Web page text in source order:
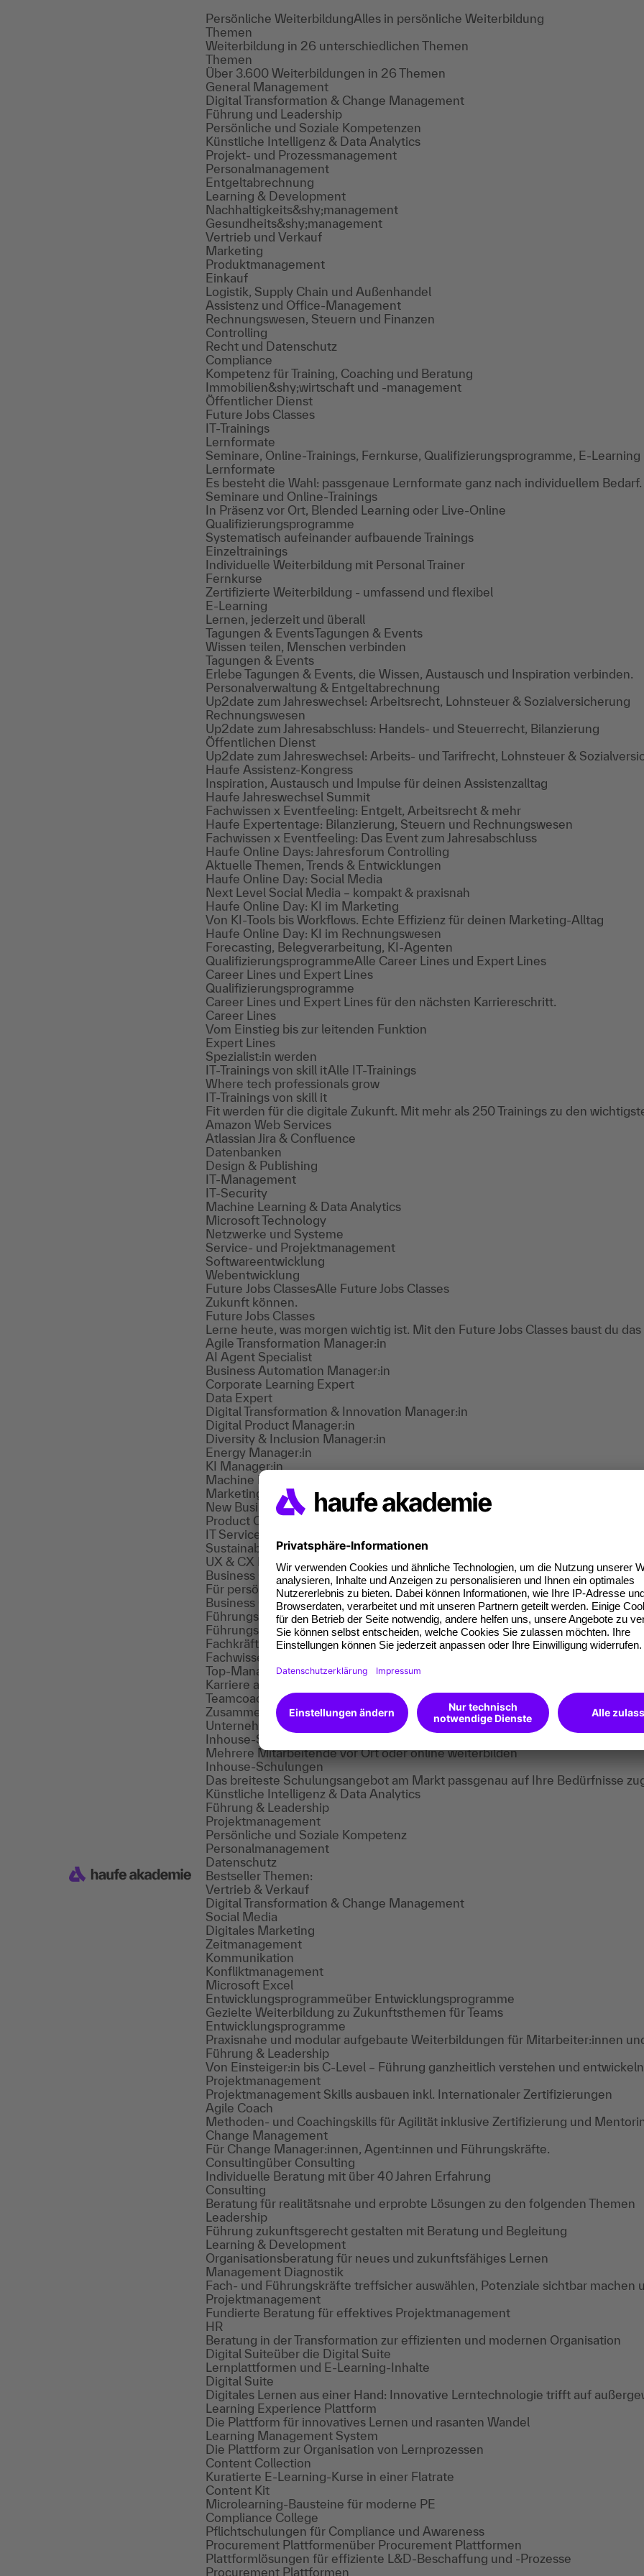
Persönliche WeiterbildungAlles in persönliche Weiterbildung
Themen
Weiterbildung in 26 unterschiedlichen Themen
Themen
Über 3.600 Weiterbildungen in 26 Themen
General Management
Digital Transformation & Change Management
Führung und Leadership
Persönliche und Soziale Kompetenzen
Künstliche Intelligenz & Data Analytics
Projekt- und Prozessmanagement
Personalmanagement
Entgeltabrechnung
Learning & Development
Nachhaltigkeits&shy;management
Gesundheits&shy;management
Vertrieb und Verkauf
Marketing
Produktmanagement
Einkauf
Logistik, Supply Chain und Außenhandel
Assistenz und Office-Management
Rechnungswesen, Steuern und Finanzen
Controlling
Recht und Datenschutz
Compliance
Kompetenz für Training, Coaching und Beratung
Immobilien&shy;wirtschaft und -management
Öffentlicher Dienst
Future Jobs Classes
IT-Trainings
Lernformate
Seminare, Online-Trainings, Fernkurse, Qualifizierungsprogramme, E-Learning
Lernformate
Es besteht die Wahl: passgenaue Lernformate ganz nach individuellem Bedarf.
Seminare und Online-Trainings
In Präsenz vor Ort, Blended Learning oder Live-Online
Qualifizierungsprogramme
Systematisch aufeinander aufbauende Trainings
Einzeltrainings
Individuelle Weiterbildung mit Personal Trainer
Fernkurse
Zertifizierte Weiterbildung - umfassend und flexibel
E-Learning
Lernen, jederzeit und überall
Tagungen & EventsTagungen & Events
Wissen teilen, Menschen verbinden
Tagungen & Events
Erlebe Tagungen & Events, die Wissen, Austausch und Inspiration verbinden.
Personalverwaltung & Entgeltabrechnung
Up2date zum Jahreswechsel: Arbeitsrecht, Lohnsteuer & Sozialversicherung
Rechnungswesen
Up2date zum Jahresabschluss: Handels- und Steuerrecht, Bilanzierung
Öffentlichen Dienst
Up2date zum Jahreswechsel: Arbeits- und Tarifrecht, Lohnsteuer &
Haufe Assistenz-Kongress
Inspiration, Austausch und Impulse für deinen Assistenzalltag
Haufe Jahreswechsel Summit
Fachwissen x Eventfeeling: Entgelt, Arbeitsrecht & mehr
Haufe Expertentage: Bilanzierung, Steuern und Rechnungswesen
Fachwissen x Eventfeeling: Das Event zum Jahresabschluss
Haufe Online Days: Jahresforum Controlling
Aktuelle Themen, Trends & Entwicklungen
Haufe Online Day: Social Media
Next Level Social Media – kompakt & praxisnah
Haufe Online Day: KI im Marketing
Von KI-Tools bis Workflows. Echte Effizienz für deinen Marketing-Alltag
Haufe Online Day: KI im Rechnungswesen
Forecasting, Belegverarbeitung, KI-Agenten
QualifizierungsprogrammeAlle Career Lines und Expert Lines
Career Lines und Expert Lines
Qualifizierungsprogramme
Career Lines und Expert Lines für den nächsten Karriereschritt.
Career Lines
Vom Einstieg bis zur leitenden Funktion
Expert Lines
Spezialist:in werden
IT-Trainings von skill itAlle IT-Trainings
Where tech professionals grow
IT-Trainings von skill it
Fit werden für die digitale Zukunft. Mit mehr als 250 Trainings zu den
Amazon Web Services
Atlassian Jira & Confluence
Datenbanken
Design & Publishing
IT-Management
IT-Security
Machine Learning & Data Analytics
Microsoft Technology
Netzwerke und Systeme
Service- und Projektmanagement
Softwareentwicklung
Webentwicklung
Future Jobs ClassesAlle Future Jobs Classes
Zukunft können.
Future Jobs Classes
Lerne heute, was morgen wichtig ist. Mit den Future Jobs Classes baust du
Agile Transformation Manager:in
AI Agent Specialist
Business Automation Manager:in
Corporate Learning Expert
Data Expert
Digital Transformation & Innovation Manager:in
Digital Product Manager:in
Diversity & Inclusion Manager:in
Energy Manager:in
KI Manager:in
Machine Learning Engineer
Marketing & Sales Analyst
New Business and Risk Strategist
Product Owner
IT Service Owner
Sustainability Manager:in
UX & CX Manager:in
Business CoachingAlle Business Coaching-Angebote
Für persönliche Weiterentwicklung
Business Coaching
Führungskräfte Coaching
Führungspotenziale entfalten und Spitzenleistungen erreichen
Fachkräfte Coaching
Fachwissen vertiefen und berufliche Kompetenzen ausbauen
Top-Management Coaching
Karriere als Leader gestalten und Ziele erreichen
Teamcoaching
Zusammenarbeit fördern und Teamdynamik verbessern
Unternehmenslösungen
Alle Unternehmenslösungen
Inhouse-Schulungen
Mehrere Mitarbeitende vor Ort oder online weiterbilden
Inhouse-Schulungen
Das breiteste Schulungsangebot am Markt passgenau auf Ihre Bedürfnisse
Künstliche Intelligenz & Data Analytics
Führung & Leadership
Projektmanagement
Persönliche und Soziale Kompetenz
Personalmanagement
Datenschutz
Bestseller Themen:
Vertrieb & Verkauf
Digital Transformation & Change Management
Social Media
Digitales Marketing
Zeitmanagement
Kommunikation
Konfliktmanagement
Microsoft Excel
Entwicklungsprogrammeüber Entwicklungsprogramme
Gezielte Weiterbildung zu Zukunftsthemen für Teams
Entwicklungsprogramme
Praxisnahe und modular aufgebaute Weiterbildungen für Mitarbeiter:innen
Führung & Leadership
Von Einsteiger:in bis C-Level – Führung ganzheitlich verstehen und entwickeln
Projektmanagement
Projektmanagement Skills ausbauen inkl. Internationaler Zertifizierungen
Agile Coach
Methoden- und Coachingskills für Agilität inklusive Zertifizierung und
Change Management
Für Change Manager:innen, Agent:innen und Führungskräfte.
Consultingüber Consulting
Individuelle Beratung mit über 40 Jahren Erfahrung
Consulting
Beratung für realitätsnahe und erprobte Lösungen zu den folgenden Themen
Leadership
Führung zukunftsgerecht gestalten mit Beratung und Begleitung
Learning & Development
Organisationsberatung für neues und zukunftsfähiges Lernen
Management Diagnostik
Fach- und Führungskräfte treffsicher auswählen, Potenziale sichtbar machen
Projektmanagement
Fundierte Beratung für effektives Projektmanagement
HR
Beratung in der Transformation zur effizienten und modernen Organisation
Digital Suiteüber die Digital Suite
Lernplattformen und E-Learning-Inhalte
Digital Suite
Digitales Lernen aus einer Hand: Innovative Lerntechnologie trifft auf
Learning Experience Plattform
Die Plattform für innovatives Lernen und rasanten Wandel
Learning Management System
Die Plattform zur Organisation von Lernprozessen
Content Collection
Kuratierte E-Learning-Kurse in einer Flatrate
Content Kit
Microlearning-Bausteine für moderne PE
Compliance College
Pflichtschulungen für Compliance und Awareness
Procurement Plattformenüber Procurement Plattformen
Plattformlösungen für effiziente L&D-Beschaffung und -Prozesse
Procurement Plattformen